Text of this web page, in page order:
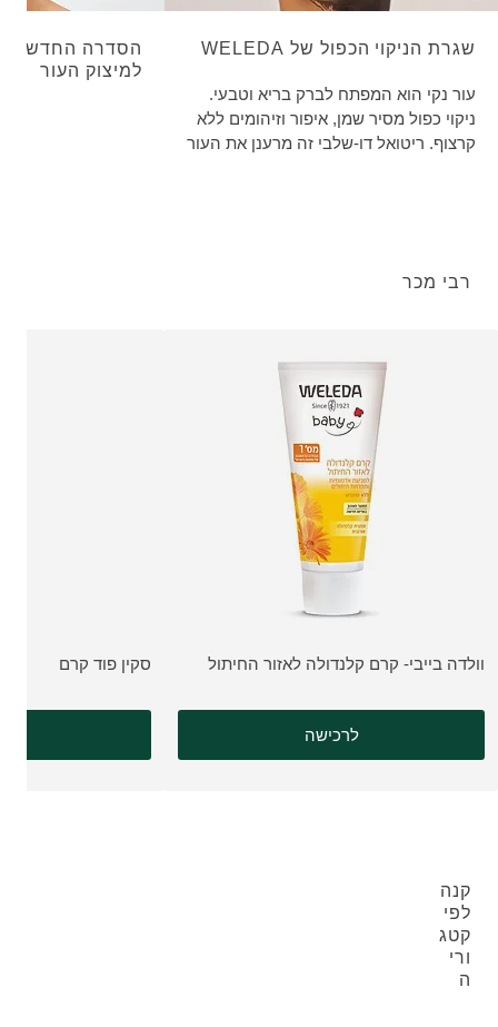
שגרת הניקוי הכפול של WELEDA
עור נקי הוא המפתח לברק בריא וטבעי.
ניקוי כפול מסיר שמן, איפור וזיהומים ללא
קרצוף. ריטואל דו-שלבי זה מרענן את העור
הסדרה החדשה
למיצוק העור
רבי מכר
צפה במוצר:
וולדה בייבי- קרם קלנדולה לאזור החיתול
לרכישה
צפה במוצר:
סקין פוד קרם
קנה
לפי
קטג
ורי
ה